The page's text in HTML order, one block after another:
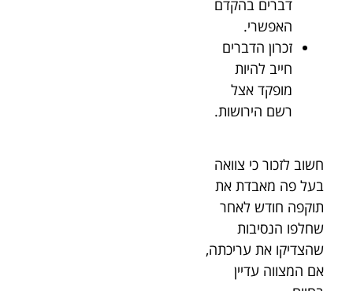
דברים בהקדם
האפשרי.
זכרון הדברים
חייב להיות
מופקד אצל
רשם הירושות.
חשוב לזכור כי צוואה
בעל פה מאבדת את
תוקפה חודש לאחר
שחלפו הנסיבות
שהצדיקו את עריכתה,
אם המצווה עדיין